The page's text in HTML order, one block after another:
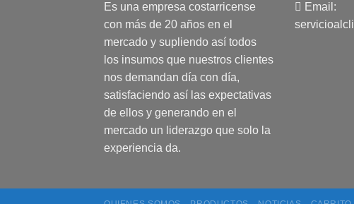
Es una empresa costarricense
con más de 20 años en el
mercado y supliendo así todos
los insumos que nuestros clientes
nos demandan día con día,
satisfaciendo así las expectativas
de ellos y generando en el
mercado un liderazgo que solo la
experiencia da.
Email: